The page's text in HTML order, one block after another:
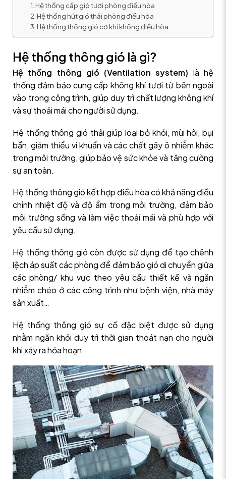
1. Hệ thống cấp gió tươi phòng điều hòa
2. Hệ thống hút gió thải phòng điều hòa
3. Hệ thống thông gió cơ khí không điều hòa
Hệ thống thông gió là gì?
Hệ thống thông gió (Ventilation system) là hệ
thống đảm bảo cung cấp không khí tươi từ bên ngoài
vào trong công trình, giúp duy trì chất lượng không khí
và sự thoải mái cho người sử dụng.
Hệ thống thông gió thải giúp loại bỏ khói, mùi hôi, bụi
bẩn, giảm thiểu vi khuẩn và các chất gây ô nhiễm khác
trong môi trường, giúp bảo vệ sức khỏe và tăng cường
sự an toàn.
Hệ thống thông gió kết hợp điều hòa có khả năng điều
chỉnh nhiệt độ và độ ẩm trong môi trường, đảm bảo
môi trường sống và làm việc thoải mái và phù hợp với
yêu cầu sử dụng.
Hệ thống thông gió còn được sử dụng để tạo chênh
lệch áp suất các phòng để đảm bảo gió di chuyển giữa
các phòng/ khu vực theo yêu cầu thiết kế và ngăn
nhiễm chéo ở các công trình như bệnh viện, nhà máy
sản xuất…
Hệ thống thông gió sự cố đặc biệt được sử dụng
nhằm ngăn khói duy trì thời gian thoát nạn cho người
khi xảy ra hỏa hoạn.